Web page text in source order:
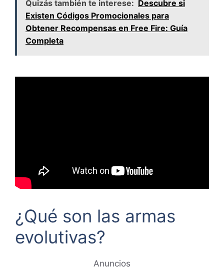
Quizás también te interese: Descubre si
Existen Códigos Promocionales para
Obtener Recompensas en Free Fire: Guía
Completa
¿Qué son las armas
evolutivas?
Anuncios